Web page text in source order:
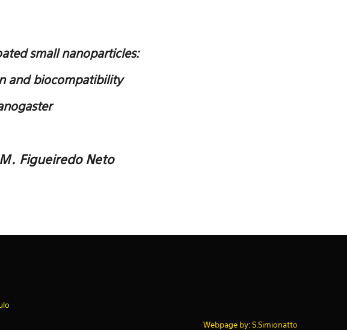
small nanoparticles:
and biocompatibility
Figueiredo Neto
Webpage by: S.Simionatto